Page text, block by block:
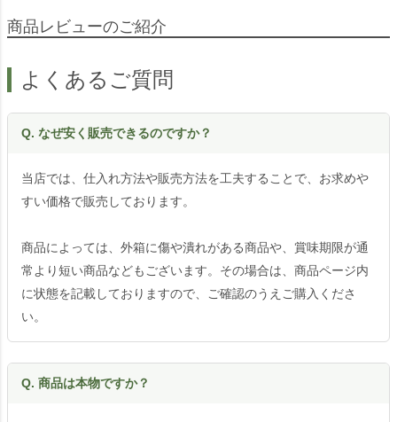
商品レビューのご紹介
よくあるご質問
Q. なぜ安く販売できるのですか？
当店では、仕入れ方法や販売方法を工夫することで、お求めや
すい価格で販売しております。
商品によっては、外箱に傷や潰れがある商品や、賞味期限が通
常より短い商品などもございます。その場合は、商品ページ内
に状態を記載しておりますので、ご確認のうえご購入くださ
い。
Q. 商品は本物ですか？